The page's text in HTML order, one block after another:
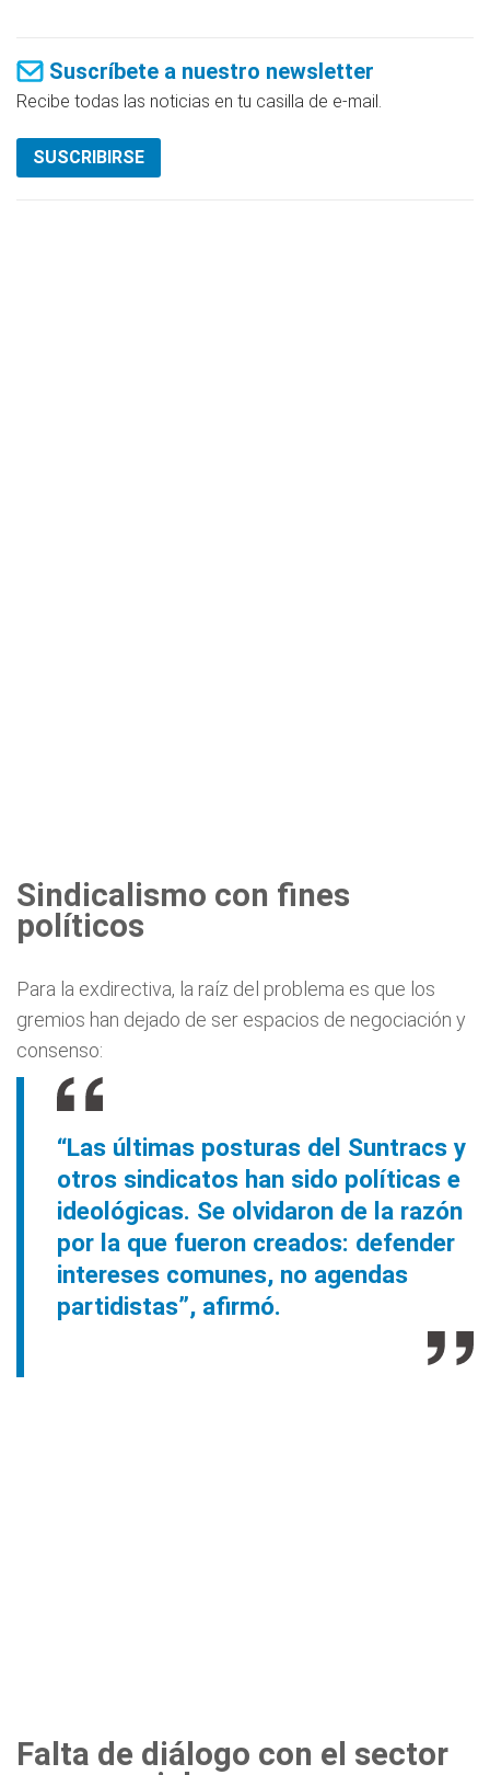
Suscríbete a nuestro newsletter
Recibe todas las noticias en tu casilla de e-mail.
SUSCRIBIRSE
Sindicalismo con fines
políticos
Para la exdirectiva, la raíz del problema es que los
gremios han dejado de ser espacios de negociación y
consenso:
“Las últimas posturas del Suntracs y
otros sindicatos han sido políticas e
ideológicas. Se olvidaron de la razón
por la que fueron creados: defender
intereses comunes, no agendas
partidistas”, afirmó.
Falta de diálogo con el sector